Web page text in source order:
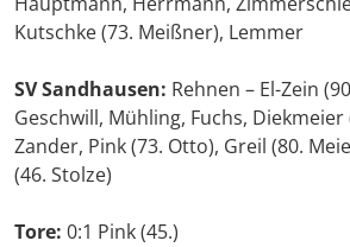
Kutschke (73. Meißner), Lemmer
SV Sandhausen: Rehnen – El-Zein
Geschwill, Mühling, Fuchs, Diekmeier
Zander, Pink (73. Otto), Greil (80.
(46. Stolze)
Tore: 0:1 Pink (45.)